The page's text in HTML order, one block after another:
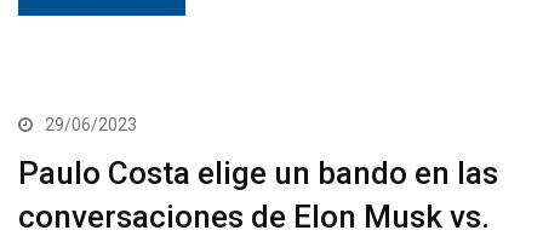
29/06/2023
Paulo Costa elige un bando en las
conversaciones de Elon Musk vs.